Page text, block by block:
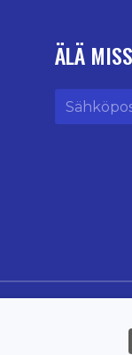
ÄLÄ